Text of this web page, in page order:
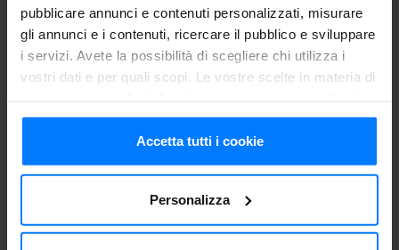
pubblicare annunci e contenuti personalizzati, misurare
gli annunci e i contenuti, ricercare il pubblico e sviluppare
i servizi. Avete la possibilità di scegliere chi utilizza i
vostri dati e per quali scopi. Le vostre scelte in materia di
in cui avete effettuato le vostre scelte. È possibile
modificare o revocare il proprio consenso in qualsiasi
momento dalla Dichiarazione sui cookie o facendo clic
Con il tuo consenso, vorremmo anche:
Accetta tutti i cookie
Personalizza
marjoram and cook in the oven preheated to 180ºC for
about twenty minutes.
Once cooked, cool them in Freddy with the function of
cut the milk rolls in half and fill 10 with Philadelphia and
cooked ham and 10 with cooked courgettes and